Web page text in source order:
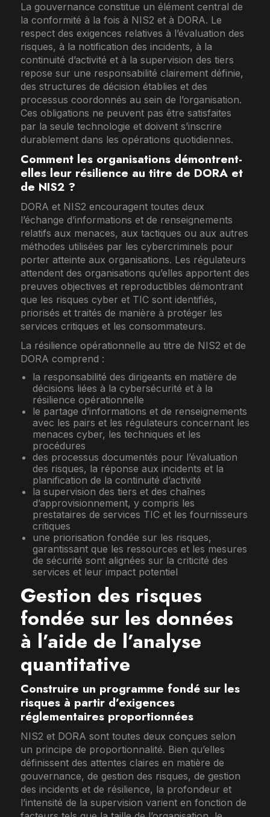
La gouvernance constitue un élément central de
la conformité à la fois à NIS2 et à DORA. Le
respect des exigences relatives à l’évaluation des
risques, à la notification des incidents, à la
continuité d’activité et à la supervision des tiers
repose sur une responsabilité clairement définie,
des structures de décision établies et des
processus coordonnés au sein de l’organisation.
Ces obligations ne peuvent pas être satisfaites
par la seule technologie et doivent s’inscrire
durablement dans les opérations quotidiennes.
Comment les organisations démontrent-
elles leur résilience au titre de DORA et
de NIS2 ?
DORA et NIS2 encouragent toutes deux
l’échange d’informations et de renseignements
relatifs aux menaces, aux tactiques ou aux autres
méthodes utilisées par les cybercriminels pour
porter atteinte aux organisations. Les régulateurs
attendent des organisations qu’elles apportent des
preuves objectives et reproductibles démontrant
que les risques cyber et TIC sont identifiés,
priorisés et traités de manière à protéger les
services critiques et les consommateurs.
La résilience opérationnelle au titre de NIS2 et de
DORA comprend :
la responsabilité des dirigeants en matière de
décisions liées à la cybersécurité et à la
résilience opérationnelle
le partage d’informations et de renseignements
avec les pairs et les régulateurs concernant les
menaces cyber, les techniques et les
procédures
des processus documentés pour l’évaluation
des risques, la réponse aux incidents et la
planification de la continuité d’activité
la supervision des tiers et des chaînes
d’approvisionnement, y compris les
prestataires de services TIC et les fournisseurs
critiques
une priorisation fondée sur les risques,
garantissant que les ressources et les mesures
de sécurité sont alignées sur la criticité des
services et leur impact potentiel
Gestion des risques
fondée sur les données
à l’aide de l’analyse
quantitative
Construire un programme fondé sur les
risques à partir d’exigences
réglementaires proportionnées
NIS2 et DORA sont toutes deux conçues selon
un principe de proportionnalité. Bien qu’elles
définissent des attentes claires en matière de
gouvernance, de gestion des risques, de gestion
des incidents et de résilience, la profondeur et
l’intensité de la supervision varient en fonction de